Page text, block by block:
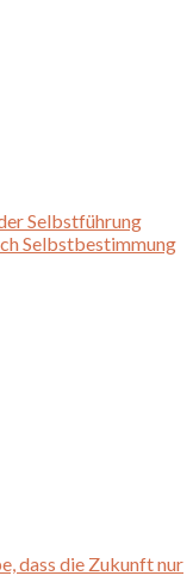
Selbstführung
Selbstbestimmung
dass die Zukunft nur